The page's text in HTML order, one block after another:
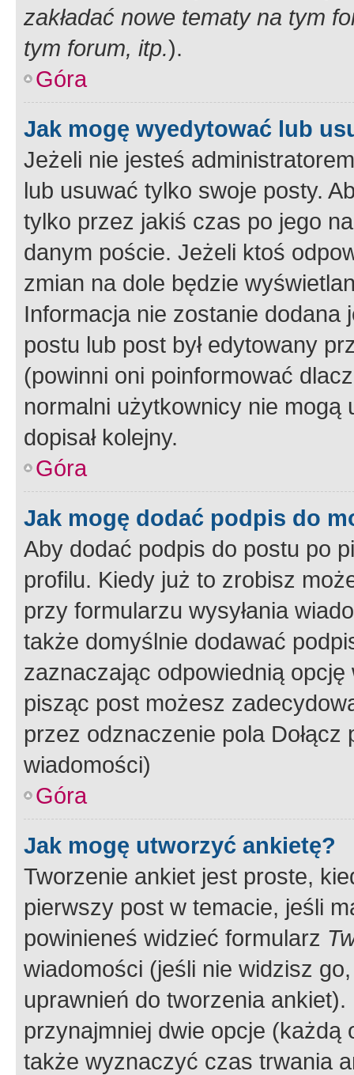
zakładać nowe tematy na tym
tym forum, itp.).
Góra
Jak mogę wyedytować lub
Jeżeli nie jesteś
lub usuwać tylko swoje posty.
tylko przez jakiś czas po jego
danym poście. Jeżeli ktoś
zmian na dole będzie
Informacja nie zostanie dodana
postu lub post był edytowany
(powinni oni poinformować
normalni użytkownicy nie
dopisał kolejny.
Góra
Jak mogę dodać podpis do
Aby dodać podpis do postu po
profilu. Kiedy już to zrobisz
przy formularzu wysyłania
także domyślnie dodawać
zaznaczając odpowiednią
pisząc post możesz
przez odznaczenie pola
wiadomości)
Góra
Jak mogę utworzyć ankietę?
Tworzenie ankiet jest proste,
pierwszy post w temacie, jeśli
powinieneś widzieć formularz
wiadomości (jeśli nie widzisz
uprawnień do tworzenia
przynajmniej dwie opcje
także wyznaczyć czas trwania